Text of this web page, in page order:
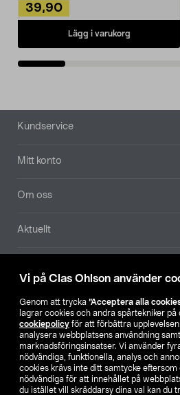
Vi på Clas Ohlson använder
Genom att trycka ”Acceptera alla
lagrar cookies och andra spårtekniker på
cookiepolicy för att förbättra upplevelsen
analysera webbplatsens användning
marknadsföringsinsatser. Vi använder
nödvändiga, funktionella, analys och
cookies krävs inte ditt samtycke eftersom
nödvändiga för att innehållet på
du istället vill skräddarsy dina val kan du
39,90
Lägg i varukorg
Sidfot
Kundservice
Mitt konto
Om oss
Aktuellt
Hitta
SE NO FI